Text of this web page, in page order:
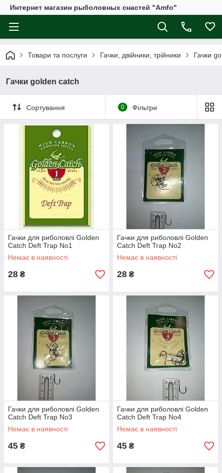
Интернет магазин рыболовных снастей "Amfo"
Товари та послуги Гачки, двійники, трійники Гачки
Гачки golden catch
Сортування 0 Фільтри
Гачки для риболовлі Golden
Catch Deft Trap No1
Немає в наявності
28 ₴
Гачки для риболовлі Golden
Catch Deft Trap No2
Немає в наявності
28 ₴
Гачки для риболовлі Golden
Catch Deft Trap No3
Немає в наявності
45 ₴
Гачки для риболовлі Golden
Catch Deft Trap No4
Немає в наявності
45 ₴